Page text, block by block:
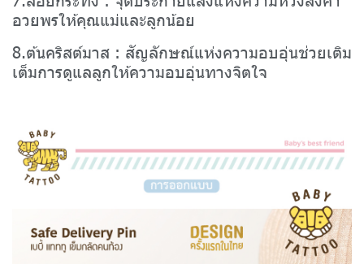
อวยพรให้คุณแม่และลูกน้อย
8.ต้นคริสต์มาส : สัญลักษณ์แห่งความอบอุ่นช่วยเติม
เต็มการดูแลลูกให้ความอบอุ่นทางจิตใจ